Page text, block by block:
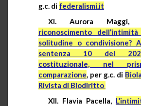
g.c. di federalismi.it
XI. Aurora Maggi,
riconoscimento
solitudine o condivisione?
sentenza 10 del
costituzionale, nel
comparazione, per g.c. di
Rivista di Biodiritto
XII. Flavia Pacella,